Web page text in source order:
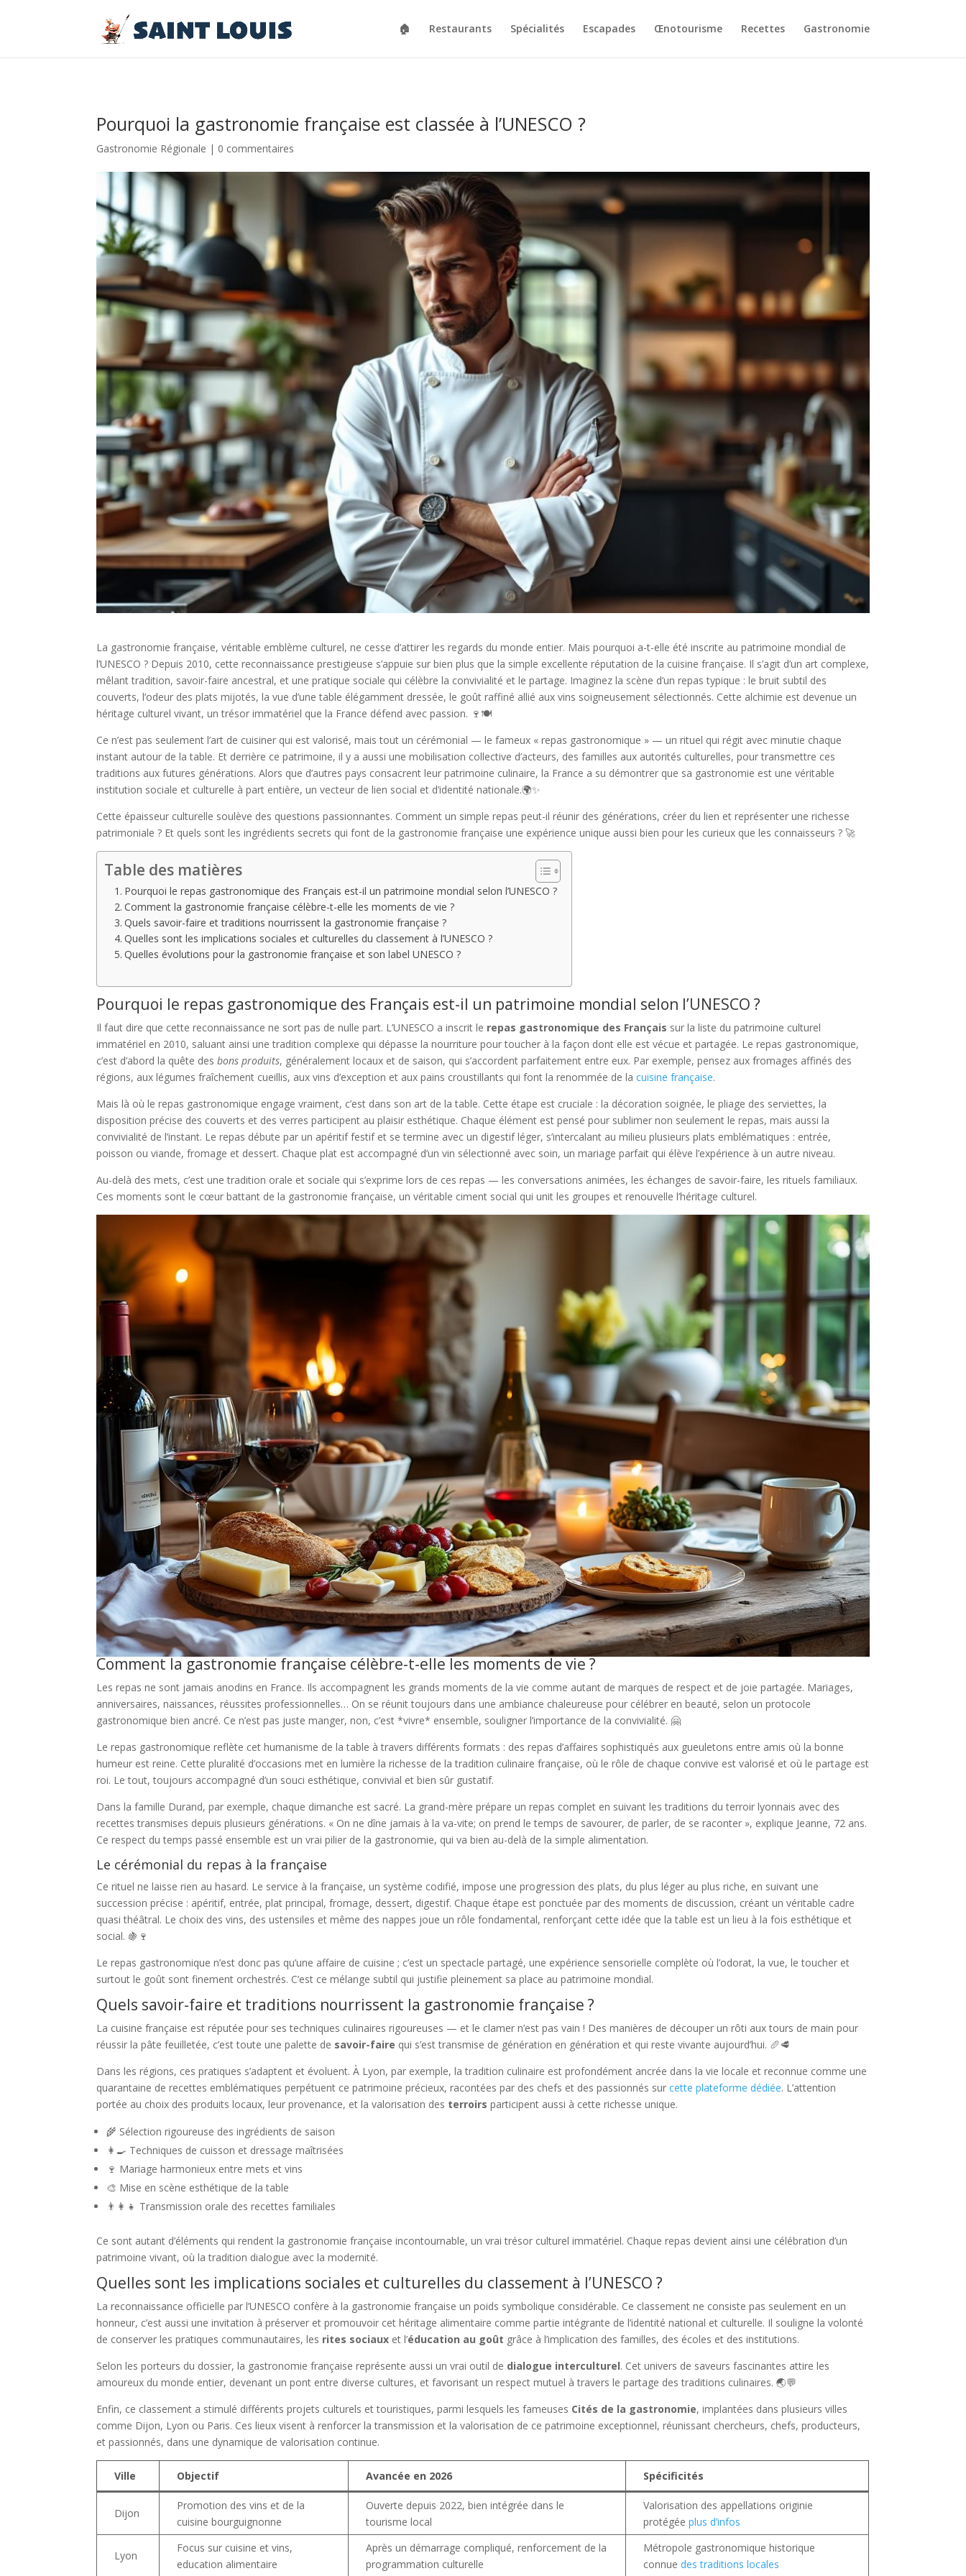
🏠 Restaurants Spécialités Escapades Œnotourisme Recettes Gastronomie
Pourquoi la gastronomie française est classée à l’UNESCO ?
Gastronomie Régionale | 0 commentaires
La gastronomie française, véritable emblème culturel, ne cesse d’attirer les regards du monde entier. Mais pourquoi a-t-elle été inscrite au patrimoine mondial de
l’UNESCO ? Depuis 2010, cette reconnaissance prestigieuse s’appuie sur bien plus que la simple excellente réputation de la cuisine française. Il s’agit d’un art complexe,
mêlant tradition, savoir-faire ancestral, et une pratique sociale qui célèbre la convivialité et le partage. Imaginez la scène d’un repas typique : le bruit subtil des
couverts, l’odeur des plats mijotés, la vue d’une table élégamment dressée, le goût raffiné allié aux vins soigneusement sélectionnés. Cette alchimie est devenue un
héritage culturel vivant, un trésor immatériel que la France défend avec passion. 🍷🍽️
Ce n’est pas seulement l’art de cuisiner qui est valorisé, mais tout un cérémonial — le fameux « repas gastronomique » — un rituel qui régit avec minutie chaque
instant autour de la table. Et derrière ce patrimoine, il y a aussi une mobilisation collective d’acteurs, des familles aux autorités culturelles, pour transmettre ces
traditions aux futures générations. Alors que d’autres pays consacrent leur patrimoine culinaire, la France a su démontrer que sa gastronomie est une véritable
institution sociale et culturelle à part entière, un vecteur de lien social et d’identité nationale.🌍✨
Cette épaisseur culturelle soulève des questions passionnantes. Comment un simple repas peut-il réunir des générations, créer du lien et représenter une richesse
patrimoniale ? Et quels sont les ingrédients secrets qui font de la gastronomie française une expérience unique aussi bien pour les curieux que les connaisseurs ? 🚀
Table des matières
Pourquoi le repas gastronomique des Français est-il un patrimoine mondial selon l’UNESCO ?
Comment la gastronomie française célèbre-t-elle les moments de vie ?
Quels savoir-faire et traditions nourrissent la gastronomie française ?
Quelles sont les implications sociales et culturelles du classement à l’UNESCO ?
Quelles évolutions pour la gastronomie française et son label UNESCO ?
Pourquoi le repas gastronomique des Français est-il un patrimoine mondial selon l’UNESCO ?
Il faut dire que cette reconnaissance ne sort pas de nulle part. L’UNESCO a inscrit le repas gastronomique des Français sur la liste du patrimoine culturel
immatériel en 2010, saluant ainsi une tradition complexe qui dépasse la nourriture pour toucher à la façon dont elle est vécue et partagée. Le repas gastronomique,
c’est d’abord la quête desbons produits, généralement locaux et de saison, qui s’accordent parfaitement entre eux. Par exemple, pensez aux fromages affinés des
régions, aux légumes fraîchement cueillis, aux vins d’exception et aux pains croustillants qui font la renommée de lacuisine française.
Mais là où le repas gastronomique engage vraiment, c’est dans son art de la table. Cette étape est cruciale : la décoration soignée, le pliage des serviettes, la
disposition précise des couverts et des verres participent au plaisir esthétique. Chaque élément est pensé pour sublimer non seulement le repas, mais aussi la
convivialité de l’instant. Le repas débute par un apéritif festif et se termine avec un digestif léger, s’intercalant au milieu plusieurs plats emblématiques : entrée,
poisson ou viande, fromage et dessert. Chaque plat est accompagné d’un vin sélectionné avec soin, un mariage parfait qui élève l’expérience à un autre niveau.
Au-delà des mets, c’est une tradition orale et sociale qui s’exprime lors de ces repas — les conversations animées, les échanges de savoir-faire, les rituels familiaux.
Ces moments sont le cœur battant de la gastronomie française, un véritable ciment social qui unit les groupes et renouvelle l’héritage culturel.
Comment la gastronomie française célèbre-t-elle les moments de vie ?
Les repas ne sont jamais anodins en France. Ils accompagnent les grands moments de la vie comme autant de marques de respect et de joie partagée. Mariages,
anniversaires, naissances, réussites professionnelles… On se réunit toujours dans une ambiance chaleureuse pour célébrer en beauté, selon un protocole
gastronomique bien ancré. Ce n’est pas juste manger, non, c’est *vivre* ensemble, souligner l’importance de la convivialité. 🤗
Le repas gastronomique reflète cet humanisme de la table à travers différents formats : des repas d’affaires sophistiqués aux gueuletons entre amis où la bonne
humeur est reine. Cette pluralité d’occasions met en lumière la richesse de la tradition culinaire française, où le rôle de chaque convive est valorisé et où le partage est
roi. Le tout, toujours accompagné d’un souci esthétique, convivial et bien sûr gustatif.
Dans la famille Durand, par exemple, chaque dimanche est sacré. La grand-mère prépare un repas complet en suivant les traditions du terroir lyonnais avec des
recettes transmises depuis plusieurs générations. « On ne dîne jamais à la va-vite; on prend le temps de savourer, de parler, de se raconter », explique Jeanne, 72 ans.
Ce respect du temps passé ensemble est un vrai pilier de la gastronomie, qui va bien au-delà de la simple alimentation.
Le cérémonial du repas à la française
Ce rituel ne laisse rien au hasard. Le service à la française, un système codifié, impose une progression des plats, du plus léger au plus riche, en suivant une
succession précise : apéritif, entrée, plat principal, fromage, dessert, digestif. Chaque étape est ponctuée par des moments de discussion, créant un véritable cadre
quasi théâtral. Le choix des vins, des ustensiles et même des nappes joue un rôle fondamental, renforçant cette idée que la table est un lieu à la fois esthétique et
social. 🍇🍷
Le repas gastronomique n’est donc pas qu’une affaire de cuisine ; c’est un spectacle partagé, une expérience sensorielle complète où l’odorat, la vue, le toucher et
surtout le goût sont finement orchestrés. C’est ce mélange subtil qui justifie pleinement sa place au patrimoine mondial.
Quels savoir-faire et traditions nourrissent la gastronomie française ?
La cuisine française est réputée pour ses techniques culinaires rigoureuses — et le clamer n’est pas vain ! Des manières de découper un rôti aux tours de main pour
réussir la pâte feuilletée, c’est toute une palette de savoir-faire qui s’est transmise de génération en génération et qui reste vivante aujourd’hui. 🥖🥩
Dans les régions, ces pratiques s’adaptent et évoluent. À Lyon, par exemple, la tradition culinaire est profondément ancrée dans la vie locale et reconnue comme une
quarantaine de recettes emblématiques perpétuent ce patrimoine précieux, racontées par des chefs et des passionnés surcette plateforme dédiée. L’attention
portée au choix des produits locaux, leur provenance, et la valorisation des terroirs participent aussi à cette richesse unique.
🌾 Sélection rigoureuse des ingrédients de saison
👩‍🍳 Techniques de cuisson et dressage maîtrisées
🍷 Mariage harmonieux entre mets et vins
🎨 Mise en scène esthétique de la table
👨‍👩‍👧 Transmission orale des recettes familiales
Ce sont autant d’éléments qui rendent la gastronomie française incontournable, un vrai trésor culturel immatériel. Chaque repas devient ainsi une célébration d’un
patrimoine vivant, où la tradition dialogue avec la modernité.
Quelles sont les implications sociales et culturelles du classement à l’UNESCO ?
La reconnaissance officielle par l’UNESCO confère à la gastronomie française un poids symbolique considérable. Ce classement ne consiste pas seulement en un
honneur, c’est aussi une invitation à préserver et promouvoir cet héritage alimentaire comme partie intégrante de l’identité national et culturelle. Il souligne la volonté
de conserver les pratiques communautaires, les rites sociaux et l’éducation au goût grâce à l’implication des familles, des écoles et des institutions.
Selon les porteurs du dossier, la gastronomie française représente aussi un vrai outil de dialogue interculturel. Cet univers de saveurs fascinantes attire les
amoureux du monde entier, devenant un pont entre diverse cultures, et favorisant un respect mutuel à travers le partage des traditions culinaires. 🌏💬
Enfin, ce classement a stimulé différents projets culturels et touristiques, parmi lesquels les fameuses Cités de la gastronomie, implantées dans plusieurs villes
comme Dijon, Lyon ou Paris. Ces lieux visent à renforcer la transmission et la valorisation de ce patrimoine exceptionnel, réunissant chercheurs, chefs, producteurs,
et passionnés, dans une dynamique de valorisation continue.
Ville Objectif Avancée en 2026 Spécificités
Dijon
Promotion des vins et de la
cuisine bourguignonne
Ouverte depuis 2022, bien intégrée dans le
tourisme local
Valorisation des appellations originie
protégéeplus d’infos
Lyon
Focus sur cuisine et vins,
education alimentaire
Après un démarrage compliqué, renforcement de la
programmation culturelle
Métropole gastronomique historique
connuedes traditions locales